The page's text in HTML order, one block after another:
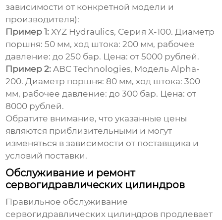
зависимости от конкретной модели и
производителя):
Пример 1: XYZ Hydraulics, Серия X-100. Диаметр
поршня: 50 мм, ход штока: 200 мм, рабочее
давление: до 250 бар. Цена: от 5000 рублей.
Пример 2: ABC Technologies, Модель Alpha-
200. Диаметр поршня: 80 мм, ход штока: 300
мм, рабочее давление: до 300 бар. Цена: от
8000 рублей.
Обратите внимание, что указанные цены
являются приблизительными и могут
изменяться в зависимости от поставщика и
условий поставки.
Обслуживание и ремонт
сервогидравлических цилиндров
Правильное обслуживание
сервогидравлических цилиндров продлевает